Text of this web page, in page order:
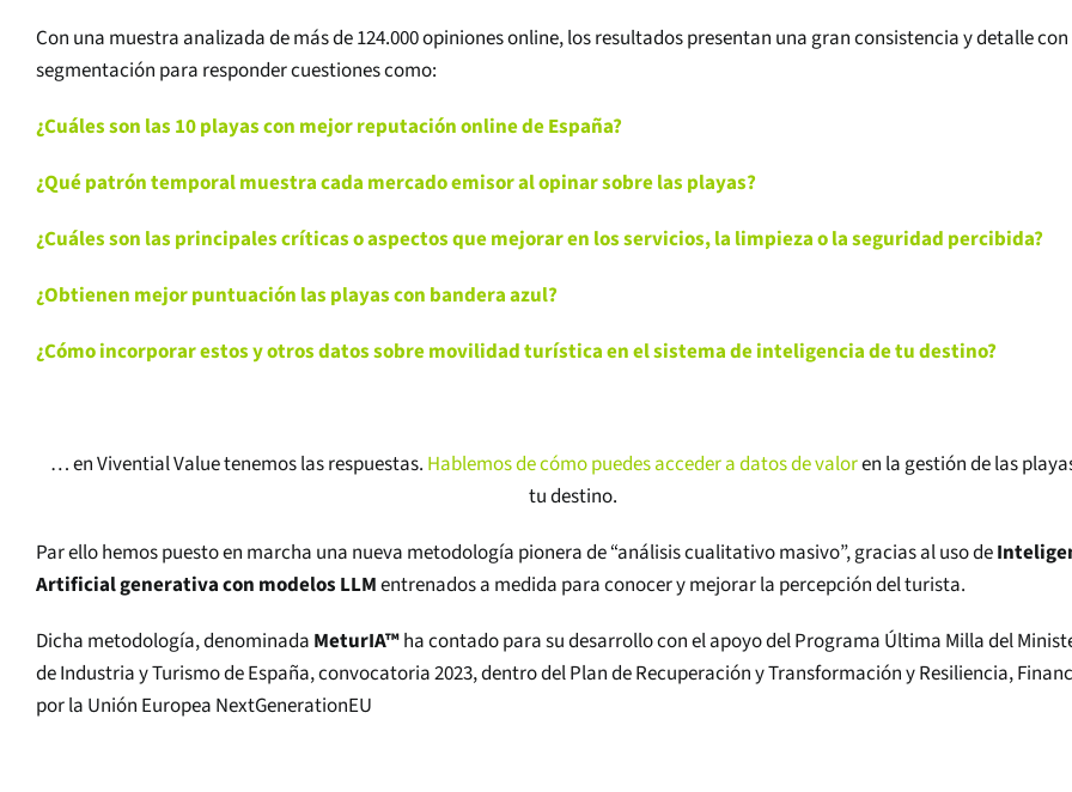
Con una muestra analizada de más de 124.000 opiniones online, los resultados presentan una gran consistencia y detalle
segmentación para responder cuestiones como:
¿Cuáles son las 10 playas con mejor reputación online de España?
¿Qué patrón temporal muestra cada mercado emisor al opinar sobre las playas?
¿Cuáles son las principales críticas o aspectos que mejorar en los servicios, la limpieza o la seguridad percibida?
¿Obtienen mejor puntuación las playas con bandera azul?
¿Cómo incorporar estos y otros datos sobre movilidad turística en el sistema de inteligencia de tu destino?
… en Vivential Value tenemos las respuestas. Hablemos de cómo puedes acceder a datos de valoren la gestión de las
tu destino.
Par ello hemos puesto en marcha una nueva metodología pionera de “análisis cualitativo masivo”, gracias al uso de
Artificial generativa con modelos LLMentrenados a medida para conocer y mejorar la percepción del turista.
Dicha metodología, denominada MeturIA™ha contado para su desarrollo con el apoyo del Programa Última Milla del
de Industria y Turismo de España, convocatoria 2023, dentro del Plan de Recuperación y Transformación y Resiliencia,
por la Unión Europea NextGenerationEU